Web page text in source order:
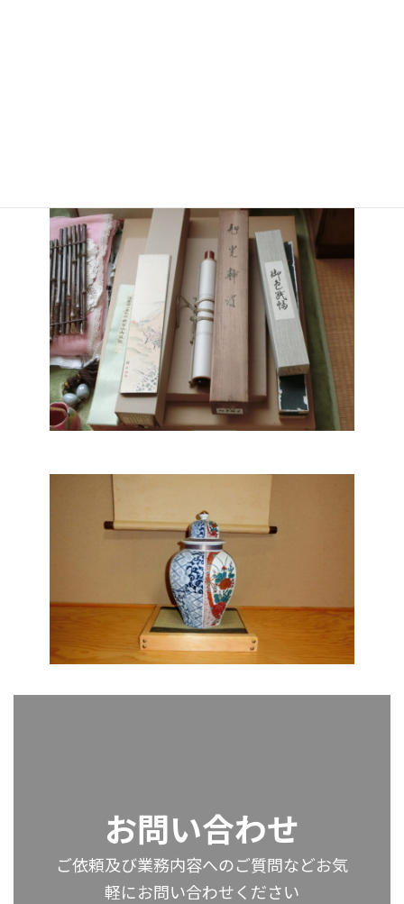
お問い合わせ
ご依頼及び業務内容へのご質問などお気
軽にお問い合わせください